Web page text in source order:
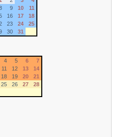
9 10
11
16 17
18
23 24
25
30 31
4 5 6
7
11 12 13
14
18 19 20
21
25 26 27
28